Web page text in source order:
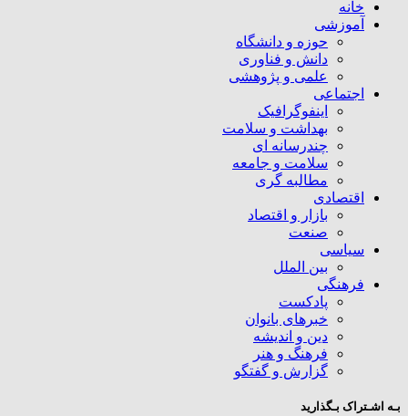
خانه
آموزشی
حوزه و دانشگاه
دانش و فناوری
علمی و پژوهشی
اجتماعی
اینفوگرافیک
بهداشت و سلامت
چندرسانه ای
سلامت و جامعه
مطالبه گری
اقتصادی
بازار و اقتصاد
صنعت
سیاسی
بین الملل
فرهنگی
پادکست
خبرهای بانوان
دین و اندیشه
فرهنگ و هنر
گزارش و گفتگو
بـه اشـتراک بـگذارید